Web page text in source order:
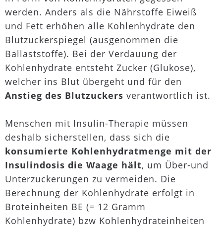
werden. Anders als die Nährstoffe Eiweiß
und Fett erhöhen alle Kohlenhydrate den
Blutzuckerspiegel (ausgenommen die
Ballaststoffe). Bei der Verdauung der
Kohlenhydrate entsteht Zucker (Glukose),
welcher ins Blut übergeht und für den
Anstieg des Blutzuckers verantwortlich ist.
Menschen mit Insulin-Therapie müssen
deshalb sicherstellen, dass sich die
konsumierte Kohlenhydratmenge mit der
Insulindosis die Waage hält, um Über-und
Unterzuckerungen zu vermeiden. Die
Berechnung der Kohlenhydrate erfolgt in
Broteinheiten BE (= 12 Gramm
Kohlenhydrate) bzw Kohlenhydrateinheiten